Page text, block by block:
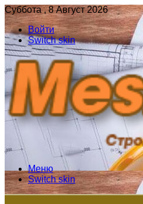
Суббота , 8 Август 2026
Войти
Switch skin
Меню
Switch skin